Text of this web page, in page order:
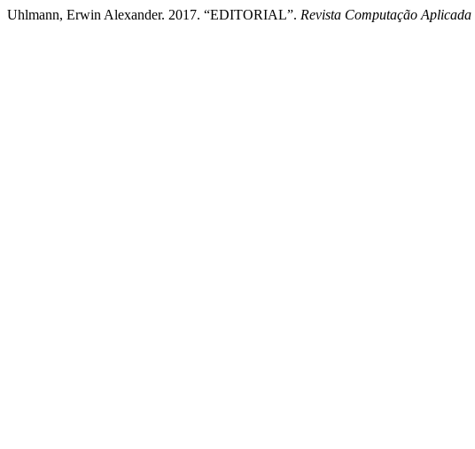
Uhlmann, Erwin Alexander. 2017. “EDITORIAL”. Revista Computação